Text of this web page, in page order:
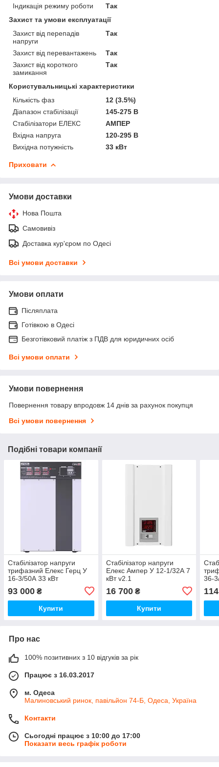
Індикація режиму роботи
Так
Захист та умови експлуатації
Захист від перепадів
напруги
Так
Захист від перевантажень
Так
Захист від короткого
замикання
Так
Користувальницькі характеристики
Кількість фаз
12 (3.5%)
Діапазон стабілізації
145-275 В
Стабілізатори ЕЛЕКС
АМПЕР
Вхідна напруга
120-295 В
Вихідна потужність
33 кВт
Приховати
Умови доставки
Нова Пошта
Самовивіз
Доставка кур'єром по Одесі
Всі умови доставки
Умови оплати
Післяплата
Готівкою в Одесі
Безготівковий платіж з ПДВ для юридичних осіб
Всі умови оплати
Умови повернення
Повернення товару впродовж 14 днів за рахунок покупця
Всі умови повернення
Подібні товари компанії
Стабілізатор напруги
трифазний Елекс Герц У
16-3/50А 33 кВт
93 000 ₴
Купити
Стабілізатор напруги
Елекс Ампер У 12-1/32А 7
кВт v2.1
16 700₴
Купити
36-
Про нас
100% позитивних з 10 відгуків за рік
Працює з 16.03.2017
м. Одеса
Малиновський ринок, павільйон 74-Б, Одеса, Україна
Контакти
Сьогодні працює з 10:00 до 17:00
Показати весь графік роботи